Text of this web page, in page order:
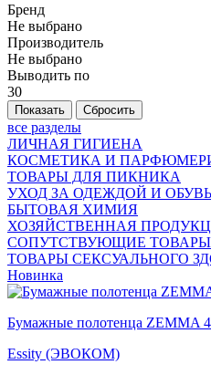
Бренд
Не выбрано
Производитель
Не выбрано
Выводить по
30
все разделы
ЛИЧНАЯ ГИГИЕНА
КОСМЕТИКА И
ТОВАРЫ ДЛЯ ПИКНИКА
УХОД ЗА ОДЕЖДОЙ И
БЫТОВАЯ ХИМИЯ
ХОЗЯЙСТВЕННАЯ
СОПУТСТВУЮЩИЕ ТОВАРЫ
ТОВАРЫ СЕКСУАЛЬНОГО
Новинка
Бумажные полотенца ZEMMA
Essity (ЭВОКОМ)